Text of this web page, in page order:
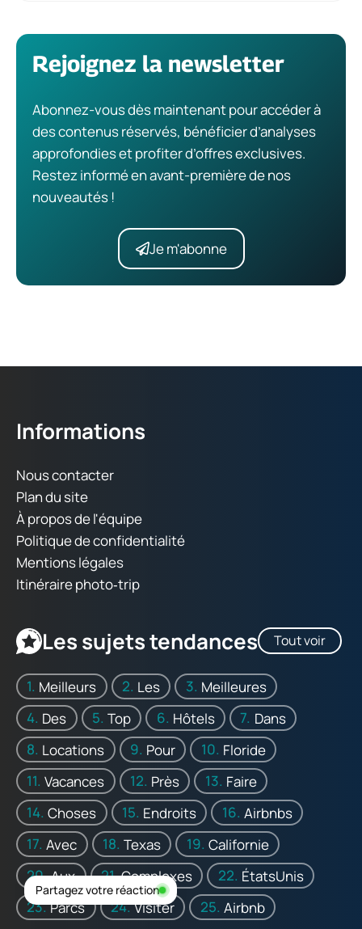
Rejoignez la newsletter
Abonnez-vous dès maintenant pour accéder à
des contenus réservés, bénéficier d’analyses
approfondies et profiter d’offres exclusives.
Restez informé en avant-première de nos
nouveautés !
Je m'abonne
Informations
Nous contacter
Plan du site
À propos de l'équipe
Politique de confidentialité
Mentions légales
Itinéraire photo‑trip
Les sujets tendances Tout voir
Meilleurs Les
Meilleures
Des
Top Hôtels
Dans
Locations
Pour
Floride
Vacances
Près
Faire
Choses
Endroits
Airbnbs
Avec
Texas
Californie
Aux
Complexes
ÉtatsUnis
Parcs
Visiter Airbnb
Partagez votre réaction